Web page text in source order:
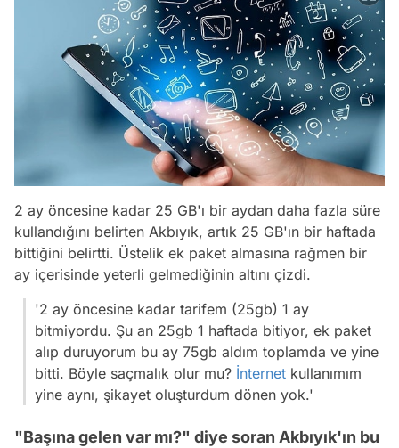
2 ay öncesine kadar 25 GB'ı bir aydan daha fazla süre
kullandığını belirten Akbıyık, artık 25 GB'ın bir haftada
bittiğini belirtti. Üstelik ek paket almasına rağmen bir
ay içerisinde yeterli gelmediğinin altını çizdi.
'2 ay öncesine kadar tarifem (25gb) 1 ay
bitmiyordu. Şu an 25gb 1 haftada bitiyor, ek paket
alıp duruyorum bu ay 75gb aldım toplamda ve yine
bitti. Böyle saçmalık olur mu? İnternet kullanımım
yine aynı, şikayet oluşturdum dönen yok.'
"Başına gelen var mı?" diye soran Akbıyık'ın bu